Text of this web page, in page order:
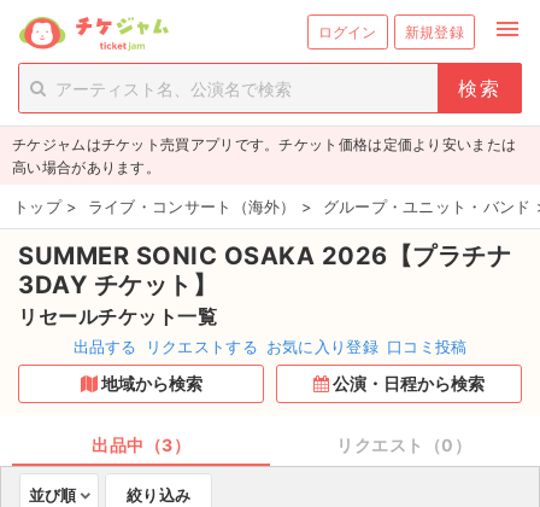
ログイン 新規登録 menu
person_add 新規会員登録
チケットを探す
新着チケット
値下げしたチケット
都道府県からチケットを探す
もうすぐ開催のチケット
取扱チケット
チケジャムはチケット売買アプリです。チケット価格は定価より安いまたは
高い場合があります。
トップ > ライブ・コンサート（海外） > グループ・ユニット・バンド
SUMMER SONIC OSAKA 2026【プラチナ
3DAY チケット】
リセールチケット一覧
出品する リクエストする お気に入り登録 口コミ投稿
地域から検索 公演・日程から検索
出品中（3） リクエスト（0）
並び順 絞り込み